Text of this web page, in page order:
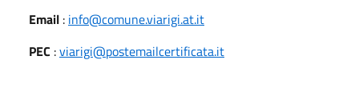
Email : info@comune.viarigi.at.it
PEC :viarigi@postemailcertificata.it